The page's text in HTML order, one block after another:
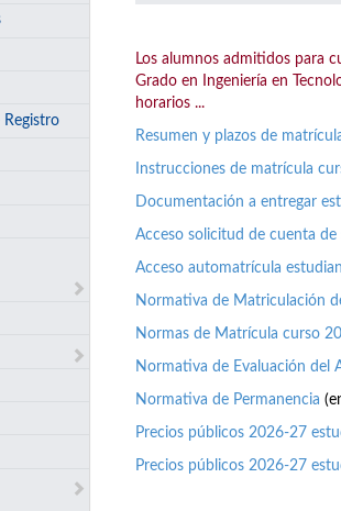
Los alumnos admitidos para
Grado en Ingeniería en
horarios ...
Resumen y plazos de
Instrucciones de matrícula
Documentación a entregar
Acceso solicitud de cuenta de
Acceso automatrícula
Normativa de Matriculación
Normas de Matrícula curso
Normativa de Evaluación del
Normativa de Permanencia
Precios públicos 2026-27
Precios públicos 2026-27